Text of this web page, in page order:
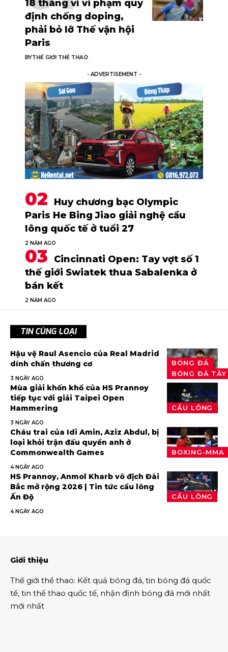
18 tháng vì vi phạm quy
định chống doping,
phải bỏ lỡ Thế vận hội
Paris
BYTHẾ GIỚI THỂ THAO
- ADVERTISEMENT -
Huy chương bạc Olympic
Paris He Bing Jiao giải nghệ cầu
lông quốc tế ở tuổi 27
2 NĂM AGO
Cincinnati Open: Tay vợt số 1
thế giới Swiatek thua Sabalenka ở
bán kết
2 NĂM AGO
TIN CÙNG LOẠI
BÓNG ĐÁ
BÓNG ĐÁ
Hậu vệ Raul Asencio của Real Madrid
dính chấn thương cơ
3 NGÀY AGO
CẦU LÔNG
Mùa giải khốn khổ của HS Prannoy
tiếp tục với giải Taipei Open
Hammering
3 NGÀY AGO
BOXING-MMA
Cháu trai của Idi Amin, Aziz Abdul, bị
loại khỏi trận đấu quyền anh ở
Commonwealth Games
4 NGÀY AGO
CẦU LÔNG
HS Prannoy, Anmol Kharb vô địch Đài
Bắc mở rộng 2026 | Tin tức cầu lông
Ấn Độ
4 NGÀY AGO
Giới thiệu
Thế giới thể thao: Kết quả bóng đá, tin bóng đá quốc
tế, tin thể thao quốc tế, nhận định bóng đá mới nhất
mới nhất